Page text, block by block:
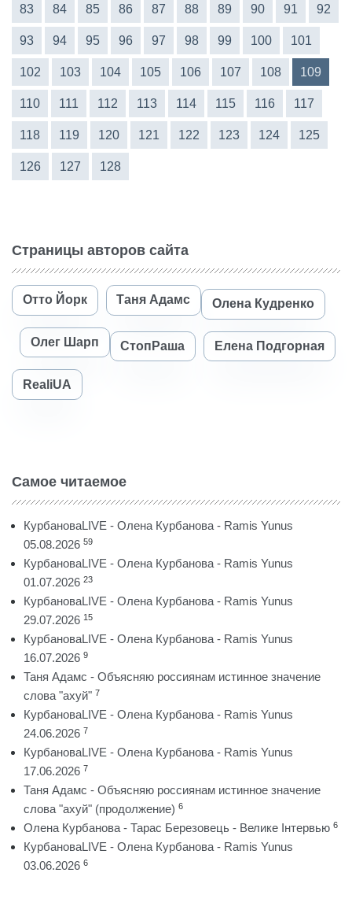
83 84 85 86 87 88 89 90 91 92
93 94 95 96 97 98 99 100 101
102 103 104 105 106 107 108 109
110 111 112 113 114 115 116 117
118 119 120 121 122 123 124 125
126 127 128
Страницы авторов сайта
Отто Йорк Таня Адамс Олена Кудренко
Олег Шарп СтопРаша Елена Подгорная
RealiUA
Самое читаемое
КурбановаLIVE - Олена Курбанова - Ramis Yunus
05.08.2026 59
КурбановаLIVE - Олена Курбанова - Ramis Yunus
01.07.2026 23
КурбановаLIVE - Олена Курбанова - Ramis Yunus
29.07.2026 15
КурбановаLIVE - Олена Курбанова - Ramis Yunus
16.07.2026 9
Таня Адамс - Объясняю россиянам истинное значение
слова "ахуй" 7
КурбановаLIVE - Олена Курбанова - Ramis Yunus
24.06.2026 7
КурбановаLIVE - Олена Курбанова - Ramis Yunus
17.06.2026 7
Таня Адамс - Объясняю россиянам истинное значение
слова "ахуй" (продолжение) 6
Олена Курбанова - Тарас Березовець - Велике Інтервью 6
КурбановаLIVE - Олена Курбанова - Ramis Yunus
03.06.2026 6